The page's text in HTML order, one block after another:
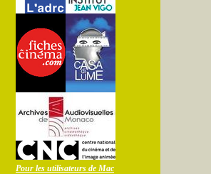
Pour les utilisateurs de Mac